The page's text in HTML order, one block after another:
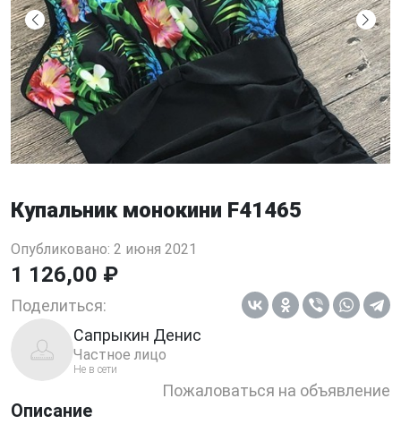
Купальник монокини F41465
Опубликовано: 2 июня 2021
1 126,00 ₽
Поделиться:
Сапрыкин Денис
Частное лицо
Не в сети
Пожаловаться на объявление
Описание